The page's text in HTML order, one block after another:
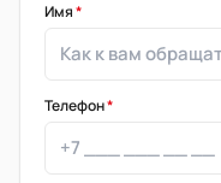
Имя*
Телефон*